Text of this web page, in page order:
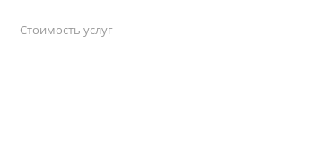
Стоимость услуг